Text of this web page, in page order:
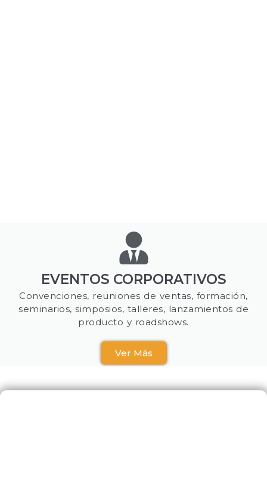
EVENTOS CORPORATIVOS
Convenciones, reuniones de ventas, formación,
seminarios, simposios, talleres, lanzamientos de
producto y roadshows.
Ver Más